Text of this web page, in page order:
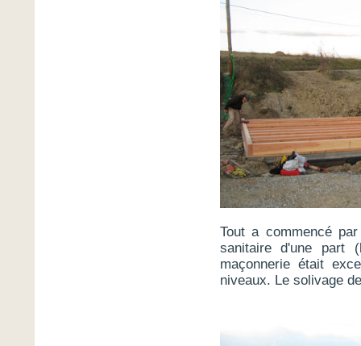
Tout a commencé
sanitaire d'une part
maçonnerie était
niveaux. Le solivage